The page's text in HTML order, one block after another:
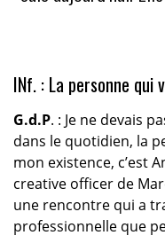
INf. : La personne qui
G.d.P. : Je ne devais
dans le quotidien, la
mon existence, c’est
creative officer de
une rencontre qui a
professionnelle que